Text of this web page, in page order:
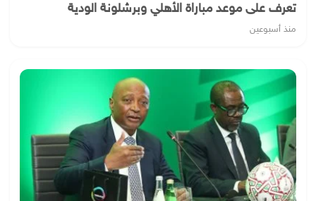
تعرف على موعد مباراة الأهلي وبرشلونة الودية
منذ أسبوعين